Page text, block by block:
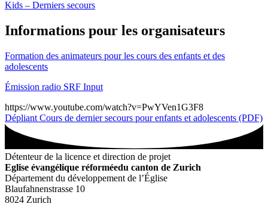
Kids – Derniers secours
Informations pour les organisateurs
Formation des animateurs pour les cours des enfants et des
adolescents
Émission radio SRF Input
https://www.youtube.com/watch?v=PwYVen1G3F8
Dépliant Cours de dernier secours pour enfants et adolescents (PDF)
Détenteur de la licence et direction de projet
Eglise évangélique réforméedu canton de Zurich
Département du développement de l’Église
Blaufahnenstrasse 10
8024 Zurich